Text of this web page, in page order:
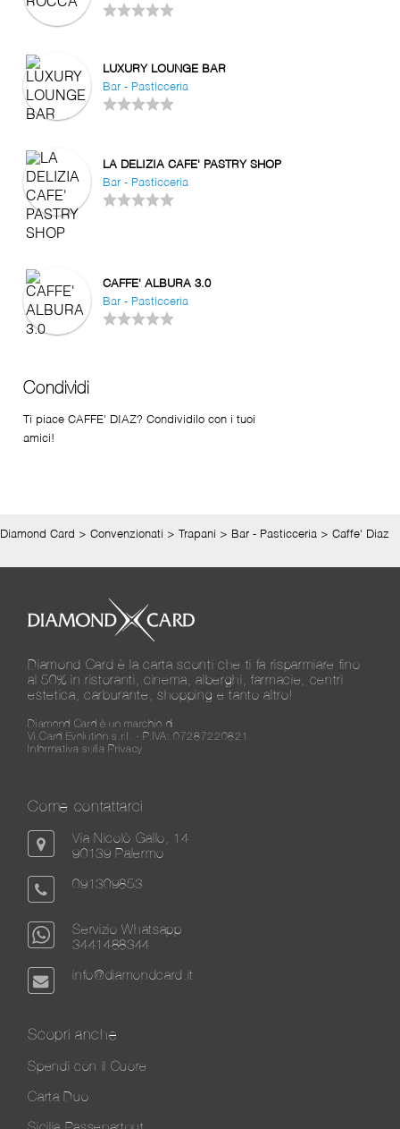
LUXURY LOUNGE BAR
Bar - Pasticceria
LA DELIZIA CAFE' PASTRY SHOP
Bar - Pasticceria
CAFFE' ALBURA 3.0
Bar - Pasticceria
Condividi
Ti piace CAFFE' DIAZ? Condividilo con i tuoi
amici!
Diamond Card > Convenzionati > Trapani > Bar - Pasticceria > Caffe' Diaz
Diamond Card è la carta sconti che ti fa risparmiare fino
al 50% in ristoranti, cinema, alberghi, farmacie, centri
estetica, carburante, shopping e tanto altro!
Diamond Card è un marchio di
Vi.Card Evolution s.r.l. - P.IVA: 07287220821
Informativa sulla Privacy
Come contattarci
Via Nicolò Gallo, 14
90139 Palermo
091309853
Servizio Whatsapp
3441488344
info@diamondcard.it
Scopri anche
Spendi con il Cuore
Carta Duo